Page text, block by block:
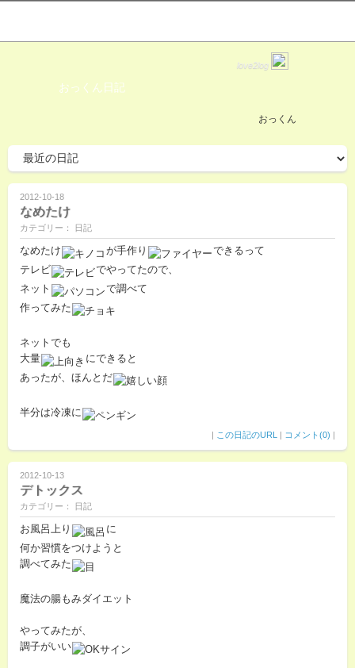
love2log
おっくん日記
おっくん
2012-10-18
なめたけ
カテゴリー： 日記
なめたけ が手作り
できるって
テレビ
でやってたので、
ネット
で調べて
作ってみた
ネットでも
大量
にできると
あったが、ほんとだ
半分は冷凍に
| この日記のURL | コメント(0) |
2012-10-13
デトックス
カテゴリー： 日記
お風呂上り
に
何か習慣をつけようと
調べてみた
魔法の腸もみダイエット
やってみたが、
調子がいい